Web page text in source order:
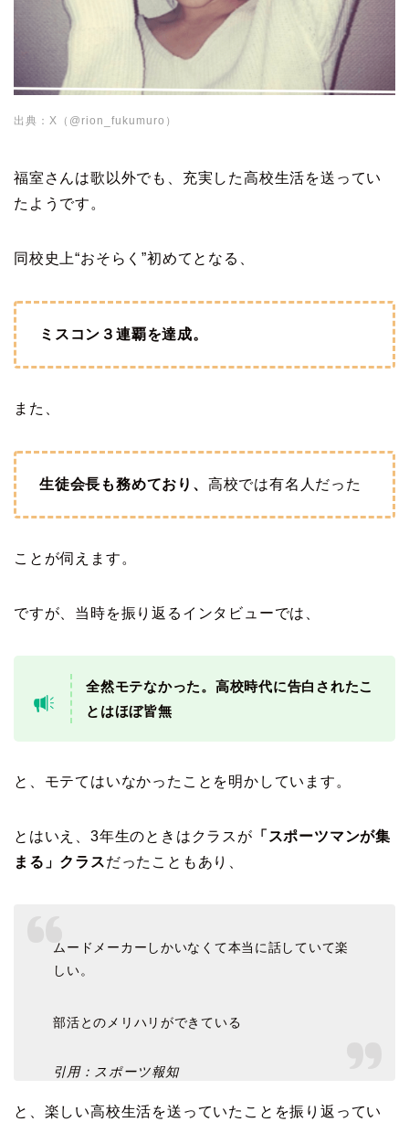
出典：X（@rion_fukumuro）
福室さんは歌以外でも、充実した高校生活を送ってい
たようです。
同校史上“おそらく”初めてとなる、
ミスコン３連覇を達成。
また、
生徒会長も務めており、 高校では有名人だった
ことが伺えます。
ですが、当時を振り返るインタビューでは、
全然モテなかった。高校時代に告白されたこ
とはほぼ皆無
と、モテてはいなかったことを明かしています。
とはいえ、3年生のときはクラスが 「スポーツマンが集
まる」クラスだったこともあり、
ムードメーカーしかいなくて本当に話していて楽
しい。
部活とのメリハリができている
引用：スポーツ報知
と、楽しい高校生活を送っていたことを振り返ってい